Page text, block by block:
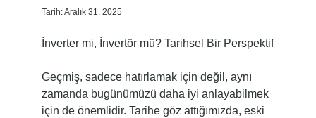
Hakkımızda
Tarih: Aralık 31, 2025
İnverter mi, İnvertör mü? Tarihsel Bir Perspektif
Geçmiş, sadece hatırlamak için değil, aynı
zamanda bugünümüzü daha iyi anlayabilmek
için de önemlidir. Tarihe göz attığımızda, eski